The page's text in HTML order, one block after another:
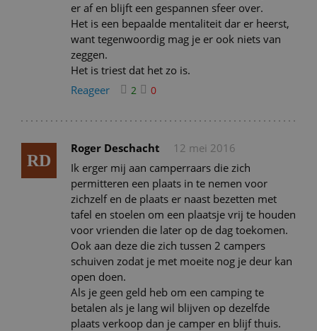
er af en blijft een gespannen sfeer over.
Het is een bepaalde mentaliteit dar er heerst,
want tegenwoordig mag je er ook niets van
zeggen.
Het is triest dat het zo is.
Reageer
2 0
RD
Roger Deschacht
12 mei 2016
Ik erger mij aan camperraars die zich
permitteren een plaats in te nemen voor
zichzelf en de plaats er naast bezetten met
tafel en stoelen om een plaatsje vrij te houden
voor vrienden die later op de dag toekomen.
Ook aan deze die zich tussen 2 campers
schuiven zodat je met moeite nog je deur kan
open doen.
Als je geen geld heb om een camping te
betalen als je lang wil blijven op dezelfde
plaats verkoop dan je camper en blijf thuis.